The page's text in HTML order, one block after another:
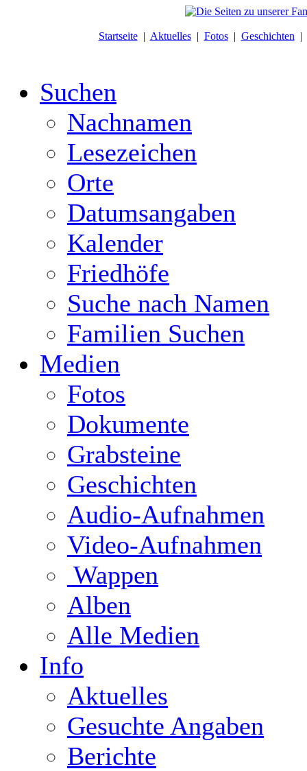
Startseite| Aktuelles| Fotos| Geschichten |
Suchen
Nachnamen
Lesezeichen
Orte
Datumsangaben
Kalender
Friedhöfe
Suche nach Namen
Familien Suchen
Medien
Fotos
Dokumente
Grabsteine
Geschichten
Audio-Aufnahmen
Video-Aufnahmen
Wappen
Alben
Alle Medien
Info
Aktuelles
Gesuchte Angaben
Berichte